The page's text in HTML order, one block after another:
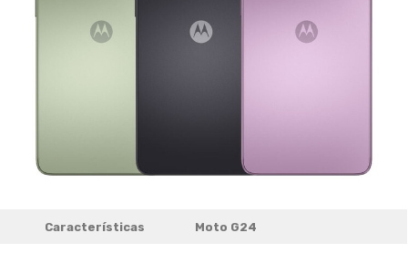
Características Moto G24